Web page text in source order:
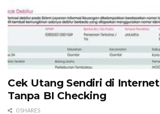
Cek Utang Sendiri di Internet
Tanpa BI Checking
0 SHARES